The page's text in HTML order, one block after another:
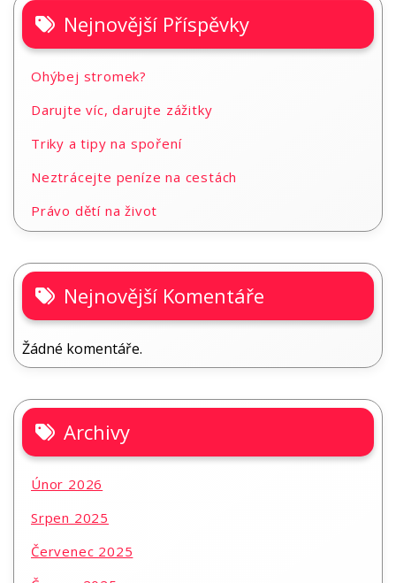
Nejnovější Příspěvky
Ohýbej stromek?
Darujte víc, darujte zážitky
Triky a tipy na spoření
Neztrácejte peníze na cestách
Právo dětí na život
Nejnovější Komentáře
Žádné komentáře.
Archivy
Únor 2026
Srpen 2025
Červenec 2025